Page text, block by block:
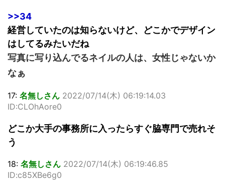
>>34
経営していたのは知らないけど、どこかでデザイン
はしてるみたいだね
写真に写り込んでるネイルの人は、女性じゃないか
なぁ
17: 名無しさん 2022/07/14(木) 06:19:14.03
ID:CLOhAore0
どこか大手の事務所に入ったらすぐ脇専門で売れそ
う
18: 名無しさん 2022/07/14(木) 06:19:46.85
ID:c85XBe6g0